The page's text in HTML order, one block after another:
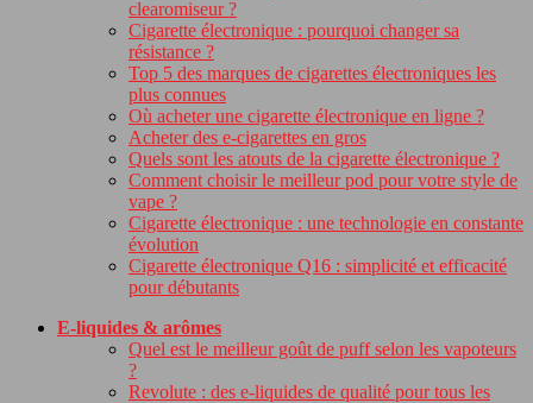
clearomiseur ?
Cigarette électronique : pourquoi changer sa
résistance ?
Top 5 des marques de cigarettes électroniques les
plus connues
Où acheter une cigarette électronique en ligne ?
Acheter des e-cigarettes en gros
Quels sont les atouts de la cigarette électronique ?
Comment choisir le meilleur pod pour votre style de
vape ?
Cigarette électronique : une technologie en constante
évolution
Cigarette électronique Q16 : simplicité et efficacité
pour débutants
E-liquides & arômes
Quel est le meilleur goût de puff selon les vapoteurs
?
Revolute : des e-liquides de qualité pour tous les